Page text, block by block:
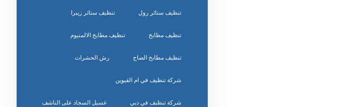
تنظيف ستائر رول تنظيف ستائر زيبرا
تنظيف مطابخ تنظيف مطابخ الالمنيوم
تنظيف مطابخ الصاج رش الحشرات
شركة تنظيف في ام القيوين
شركة تنظيف في دبي غسيل السجاد على الناشف